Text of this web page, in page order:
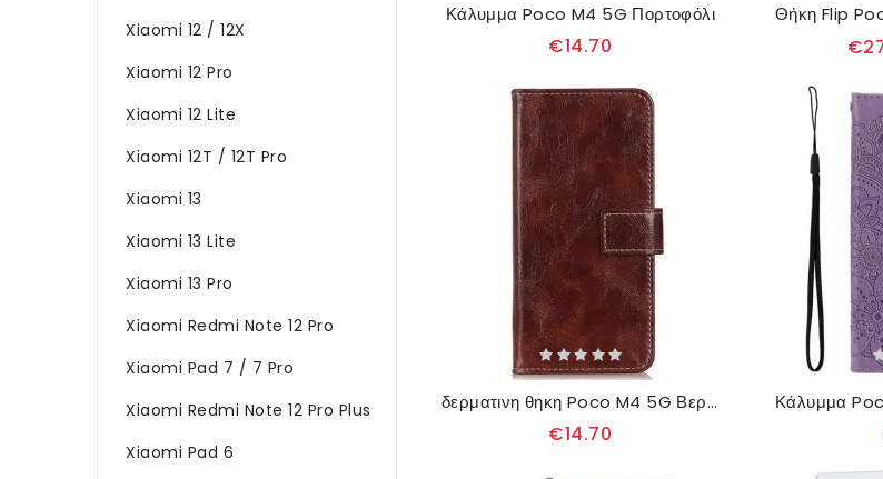
Xiaomi 12 / 12X
Xiaomi 12 Pro
Xiaomi 12 Lite
Xiaomi 12T / 12T Pro
Xiaomi 13
Xiaomi 13 Lite
Xiaomi 13 Pro
Xiaomi Redmi Note 12 Pro
Xiaomi Pad 7 / 7 Pro
Xiaomi Redmi Note 12 Pro Plus
Xiaomi Pad 6
Κάλυμμα Poco M4 5G Πορτοφόλι
€14.70
δερματινη θηκη Poco M4 5G Βερνίκι Με Εμφανείς Ραφές
€14.70